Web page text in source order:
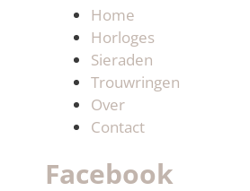
Home
Horloges
Sieraden
Trouwringen
Over
Contact
Facebook